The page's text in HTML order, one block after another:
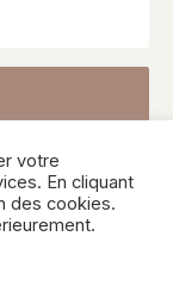
les soins, les
Une création
votre
En cliquant
des cookies.